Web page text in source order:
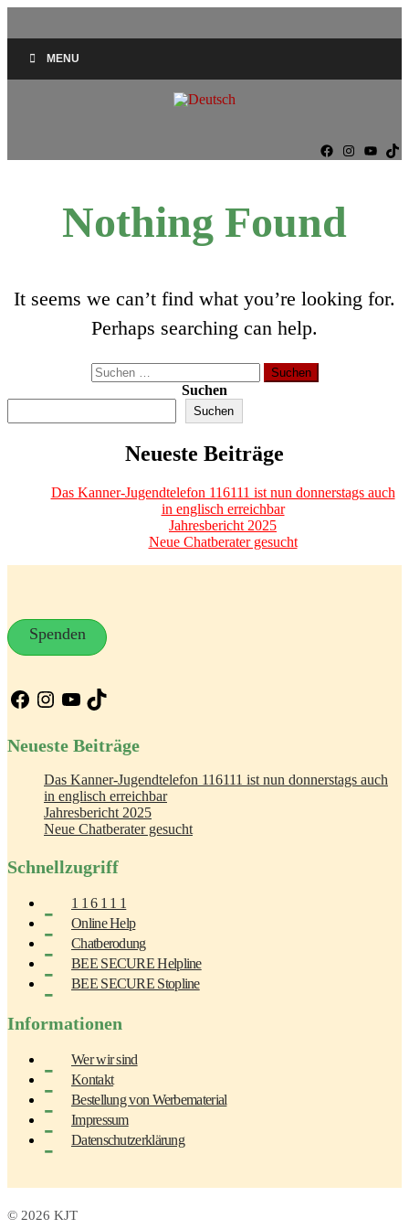
MENU
Facebook
Nothing Found
It seems we can’t find what you’re looking for.
Perhaps searching can help.
Suchen
nach:
Suchen
Suchen
Neueste Beiträge
Das Kanner-Jugendtelefon 116111 ist nun donnerstags auch
in englisch erreichbar
Jahresbericht 2025
Neue Chatberater gesucht
Spenden
Facebook
Instagram
YouTube
TikTok
Neueste Beiträge
Das Kanner-Jugendtelefon 116111 ist nun donnerstags auch
in englisch erreichbar
Jahresbericht 2025
Neue Chatberater gesucht
Schnellzugriff
1 1 6 1 1 1
Online Help
Chatberodung
BEE SECURE Helpline
BEE SECURE Stopline
Informationen
Wer wir sind
Kontakt
Bestellung von Werbematerial
Impressum
Datenschutzerklärung
© 2026 KJT